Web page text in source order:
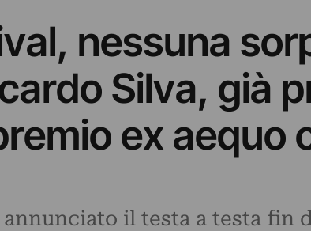
nessuna
Silva, già
ex aequo
il testa a testa fin